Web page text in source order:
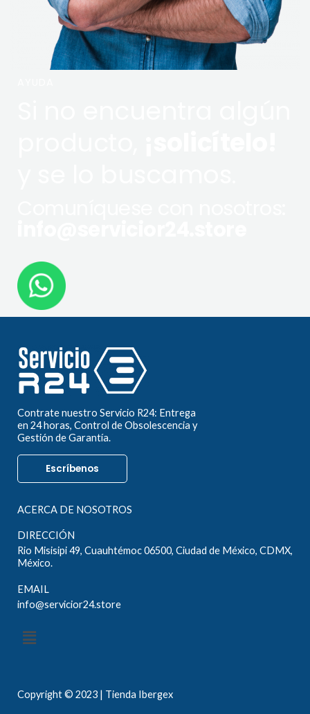
Contrate nuestro Servicio R24: Entrega
en 24 horas, Control de Obsolescencia y
Gestión de Garantía.
Escríbenos
ACERCA DE NOSOTROS
DIRECCIÓN
Rio Misisipi 49, Cuauhtémoc 06500, Ciudad de México, CDMX,
México.
EMAIL
info@servicior24.store
Menú
Copyright © 2023 | Tienda Ibergex